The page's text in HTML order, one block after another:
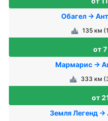
Обагел →
135 км
от
Мармарис →
333 км
от
Земля Легенд →